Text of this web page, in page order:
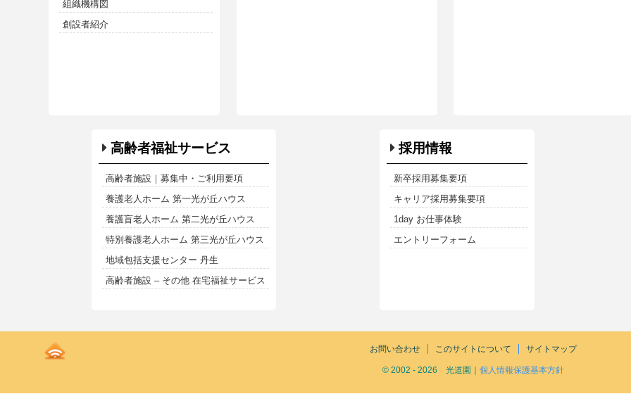
組織機構図
創設者紹介
高齢者福祉サービス
高齢者施設｜募集中・ご利用要項
養護老人ホーム 第一光が丘ハウス
養護盲老人ホーム 第二光が丘ハウス
特別養護老人ホーム 第三光が丘ハウス
地域包括支援センター 丹生
高齢者施設 – その他 在宅福祉サービス
採用情報
新卒採用募集要項
キャリア採用募集要項
1day お仕事体験
エントリーフォーム
Kodoen
お問い合わせ このサイトについて サイトマップ
© 2002 - 2026 光道園｜ 個人情報保護基本方針